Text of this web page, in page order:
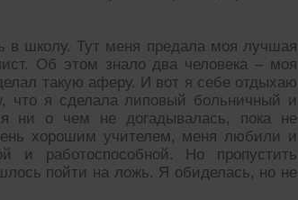
в школу. Тут меня предала моя лучшая
Об этом знало два человека – моя
такую аферу. И вот я себе отдыхаю
что я сделала липовый больничный и
ни о чем не догадывалась, пока не
хорошим учителем, меня любили и
и работоспособной. Но пропустить
пойти на ложь. Я обиделась, но не